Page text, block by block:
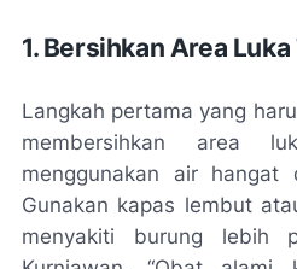
1. Bersihkan Area
Langkah pertama yang
membersihkan area
menggunakan air hangat
Gunakan kapas lembut
menyakiti burung lebih